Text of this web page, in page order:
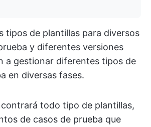
tipos de plantillas para diversos
y diferentes versiones
a gestionar diferentes tipos de
en diversas fases.
todo tipo de plantillas,
de casos de prueba que